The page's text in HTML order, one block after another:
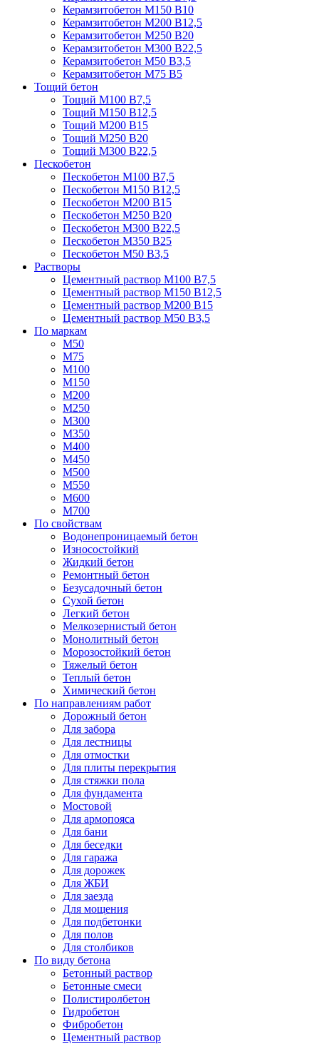
Керамзитобетон М150 В10
Керамзитобетон М200 В12,5
Керамзитобетон М250 В20
Керамзитобетон М300 В22,5
Керамзитобетон М50 В3,5
Керамзитобетон М75 В5
Тощий бетон
Тощий М100 В7,5
Тощий М150 В12,5
Тощий М200 В15
Тощий М250 В20
Тощий М300 В22,5
Пескобетон
Пескобетон М100 В7,5
Пескобетон М150 В12,5
Пескобетон М200 В15
Пескобетон М250 В20
Пескобетон М300 В22,5
Пескобетон М350 В25
Пескобетон М50 В3,5
Растворы
Цементный раствор М100 В7,5
Цементный раствор М150 В12,5
Цементный раствор М200 В15
Цементный раствор М50 В3,5
По маркам
М50
М75
М100
М150
М200
М250
М300
М350
М400
М450
М500
М550
М600
М700
По свойствам
Водонепроницаемый бетон
Износостойкий
Жидкий бетон
Ремонтный бетон
Безусадочный бетон
Сухой бетон
Легкий бетон
Мелкозернистый бетон
Монолитный бетон
Морозостойкий бетон
Тяжелый бетон
Теплый бетон
Химический бетон
По направлениям работ
Дорожный бетон
Для забора
Для лестницы
Для отмостки
Для плиты перекрытия
Для стяжки пола
Для фундамента
Мостовой
Для армопояса
Для бани
Для беседки
Для гаража
Для дорожек
Для ЖБИ
Для заезда
Для мощения
Для подбетонки
Для полов
Для столбиков
По виду бетона
Бетонный раствор
Бетонные смеси
Полистиролбетон
Гидробетон
Фибробетон
Цементный раствор